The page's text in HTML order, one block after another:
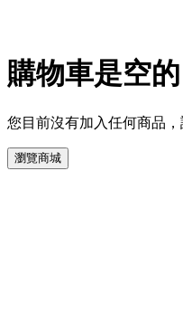
購物車是空的
您目前沒有加入任何商品，
瀏覽商城